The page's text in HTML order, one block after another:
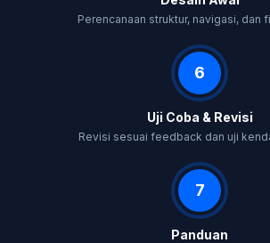
Perencanaan struktur, navigasi, dan
6
Uji Coba & Revisi
Revisi sesuai feedback dan uji
7
Panduan